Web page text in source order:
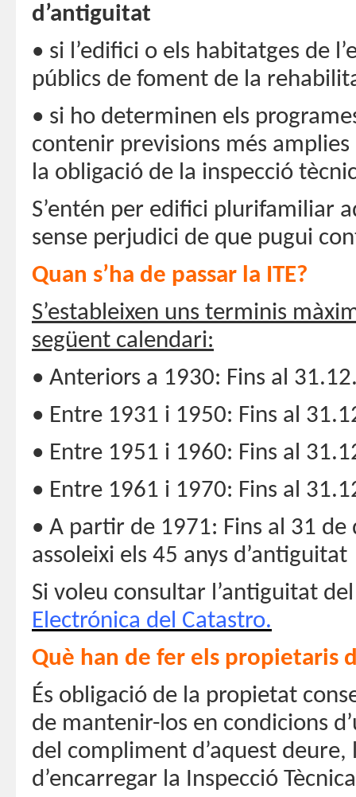
d’antiguitat
• si l’edifici o els habitatges de
públics de foment de la
• si ho determinen els
contenir previsions més
la obligació de la inspecció
S’entén per edifici plurifamiliar
sense perjudici de que pugui
Quan s’ha de passar la ITE?
S’estableixen uns terminis
següent calendari:
• Anteriors a 1930: Fins al
• Entre 1931 i 1950: Fins al
• Entre 1951 i 1960: Fins al
• Entre 1961 i 1970: Fins al
• A partir de 1971: Fins al 31 de
assoleixi els 45 anys d’antiguitat
Si voleu consultar l’antiguitat
Electrónica del Catastro.
Què han de fer els propietaris
És obligació de la propietat
de mantenir-los en condicions
del compliment d’aquest
d’encarregar la Inspecció